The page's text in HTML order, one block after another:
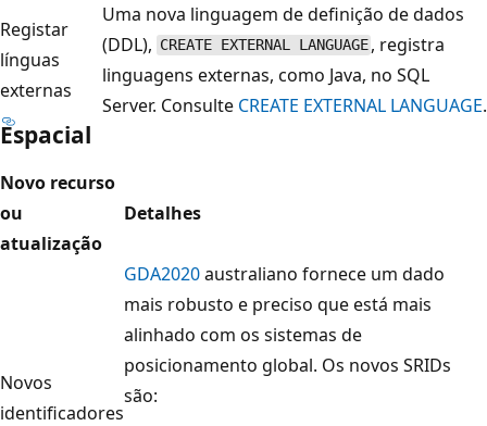
Registar
línguas
externas
Uma nova linguagem de definição de dados
(DDL), CREATE EXTERNAL LANGUAGE , registra
linguagens externas, como Java, no SQL
Server. Consulte CREATE EXTERNAL LANGUAGE.
Espacial
Novo recurso
ou
atualização
Detalhes
Novos
identificadores
GDA2020australiano fornece um dado
mais robusto e preciso que está mais
alinhado com os sistemas de
posicionamento global. Os novos SRIDs
são: